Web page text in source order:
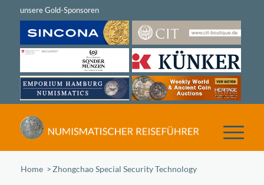
Home /Zhongchao Special Security Technology